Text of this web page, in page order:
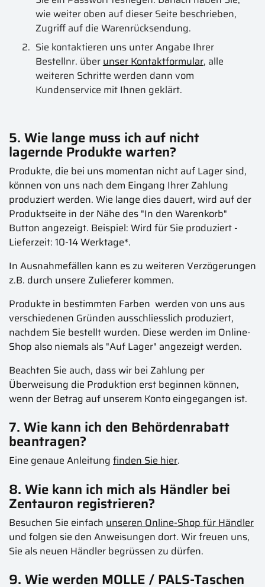
wie weiter oben auf dieser Seite beschrieben,
Zugriff auf die Warenrücksendung.
Sie kontaktieren uns unter Angabe Ihrer
Bestellnr. überunser Kontaktformular, alle
weiteren Schritte werden dann vom
Kundenservice mit Ihnen geklärt.
5. Wie lange muss ich auf nicht
lagernde Produkte warten?
Produkte, die bei uns momentan nicht auf Lager sind,
können von uns nach dem Eingang Ihrer Zahlung
produziert werden. Wie lange dies dauert, wird auf der
Produktseite in der Nähe des "In den Warenkorb"
Button angezeigt. Beispiel: Wird für Sie produziert -
Lieferzeit: 10-14 Werktage*.
In Ausnahmefällen kann es zu weiteren Verzögerungen
z.B. durch unsere Zulieferer kommen.
Produkte in bestimmten Farben werden von uns aus
verschiedenen Gründen ausschliesslich produziert,
nachdem Sie bestellt wurden. Diese werden im Online-
Shop also niemals als "Auf Lager" angezeigt werden.
Beachten Sie auch, dass wir bei Zahlung per
Überweisung die Produktion erst beginnen können,
wenn der Betrag auf unserem Konto eingegangen ist.
7. Wie kann ich den Behördenrabatt
beantragen?
Eine genaue Anleitung finden Sie hier.
8. Wie kann ich mich als Händler bei
Zentauron registrieren?
Besuchen Sie einfach unseren Online-Shop für Händler
und folgen sie den Anweisungen dort. Wir freuen uns,
Sie als neuen Händler begrüssen zu dürfen.
9. Wie werden MOLLE / PALS-Taschen